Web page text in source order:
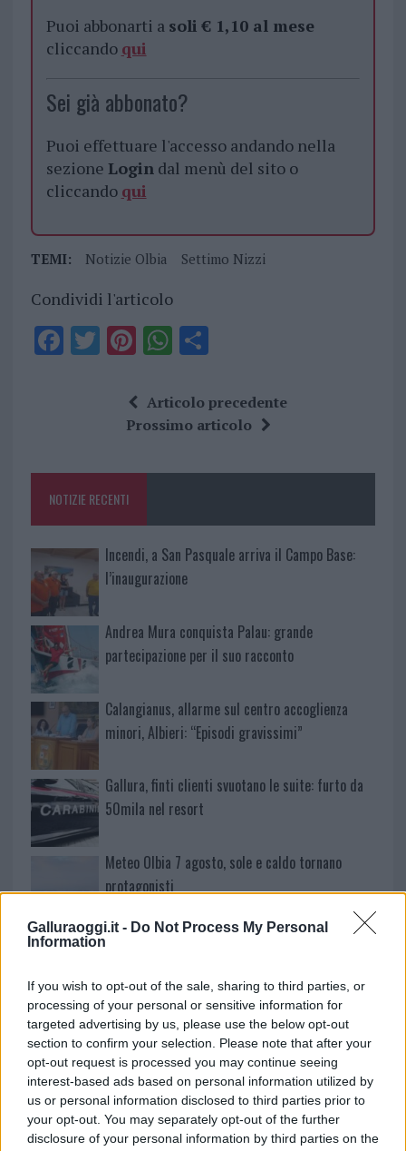
Galluraoggi.it - Do Not Process My Personal
Information
If you wish to opt-out of the sale, sharing to third parties, or
processing of your personal or sensitive information for
targeted advertising by us, please use the below opt-out
section to confirm your selection. Please note that after your
opt-out request is processed you may continue seeing
interest-based ads based on personal information utilized by
us or personal information disclosed to third parties prior to
your opt-out. You may separately opt-out of the further
disclosure of your personal information by third parties on the
Puoi abbonarti a soli € 1,10 al mese
cliccando qui
Sei già abbonato?
Puoi effettuare l'accesso andando nella
sezione Logindal menù del sito o
cliccando qui
TEMI: Notizie Olbia Settimo Nizzi
Condividi l'articolo
F
o
k
T Pi
te
re
W
at
s
p
S
a
re
Articolo precedente
Prossimo articolo
NOTIZIE RECENTI
Incendi, a San Pasquale arriva il Campo Base:
l’inaugurazione
Andrea Mura conquista Palau: grande
partecipazione per il suo racconto
Calangianus, allarme sul centro accoglienza
minori, Albieri: “Episodi gravissimi”
Gallura, finti clienti svuotano le suite: furto da
50mila nel resort
Meteo Olbia 7 agosto, sole e caldo tornano
protagonisti
Test tunnel Olbia: rampe chiuse ancora fino a
Aggius conquista la classifica delle mete più
amate dell’estate 2026